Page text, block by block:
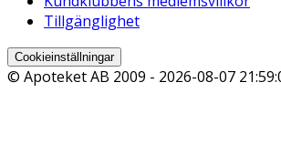
Tillgänglighet
Cookieinställningar
© Apoteket AB 2009 - 2026-08-07